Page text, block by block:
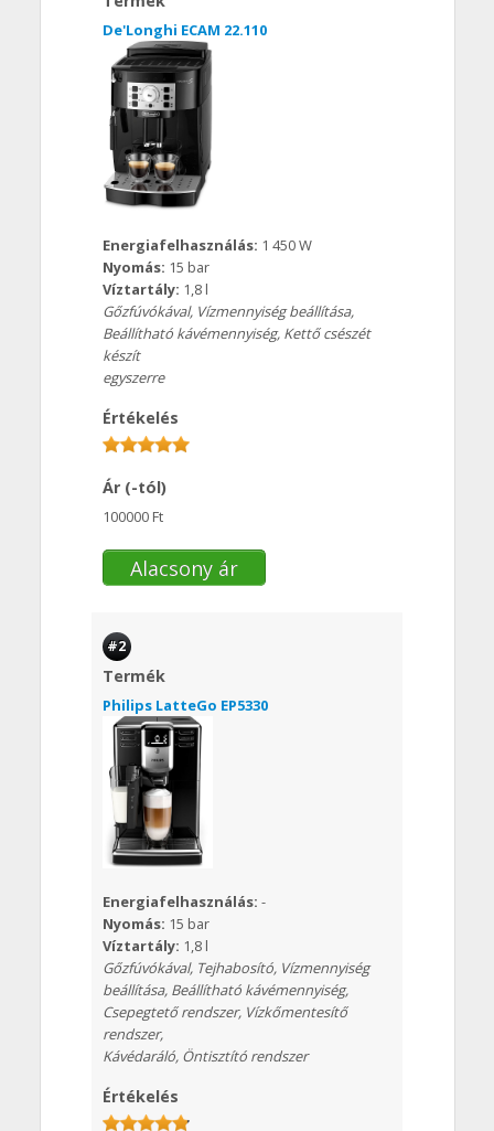
De'Longhi ECAM 22.110
Energiafelhasználás: 1 450 W
Nyomás: 15 bar
Víztartály: 1,8 l
Gőzfúvókával, Vízmennyiség beállítása,
Beállítható kávémennyiség, Kettő csészét
készít
egyszerre
Értékelés
Ár (-tól)
100000 Ft
Alacsony ár
#2
Termék
Philips LatteGo EP5330
Energiafelhasználás: -
Nyomás: 15 bar
Víztartály: 1,8 l
Gőzfúvókával, Tejhabosító, Vízmennyiség
beállítása, Beállítható kávémennyiség,
Csepegtető rendszer, Vízkőmentesítő
rendszer,
Kávédaráló, Öntisztító rendszer
Értékelés